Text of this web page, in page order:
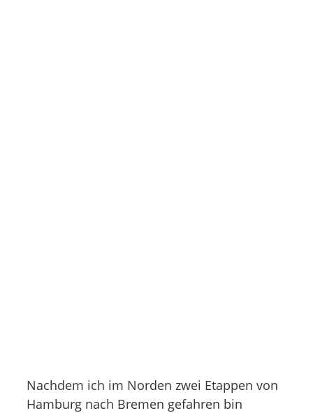
Nachdem ich im Norden zwei Etappen von
Hamburg nach Bremen gefahren bin